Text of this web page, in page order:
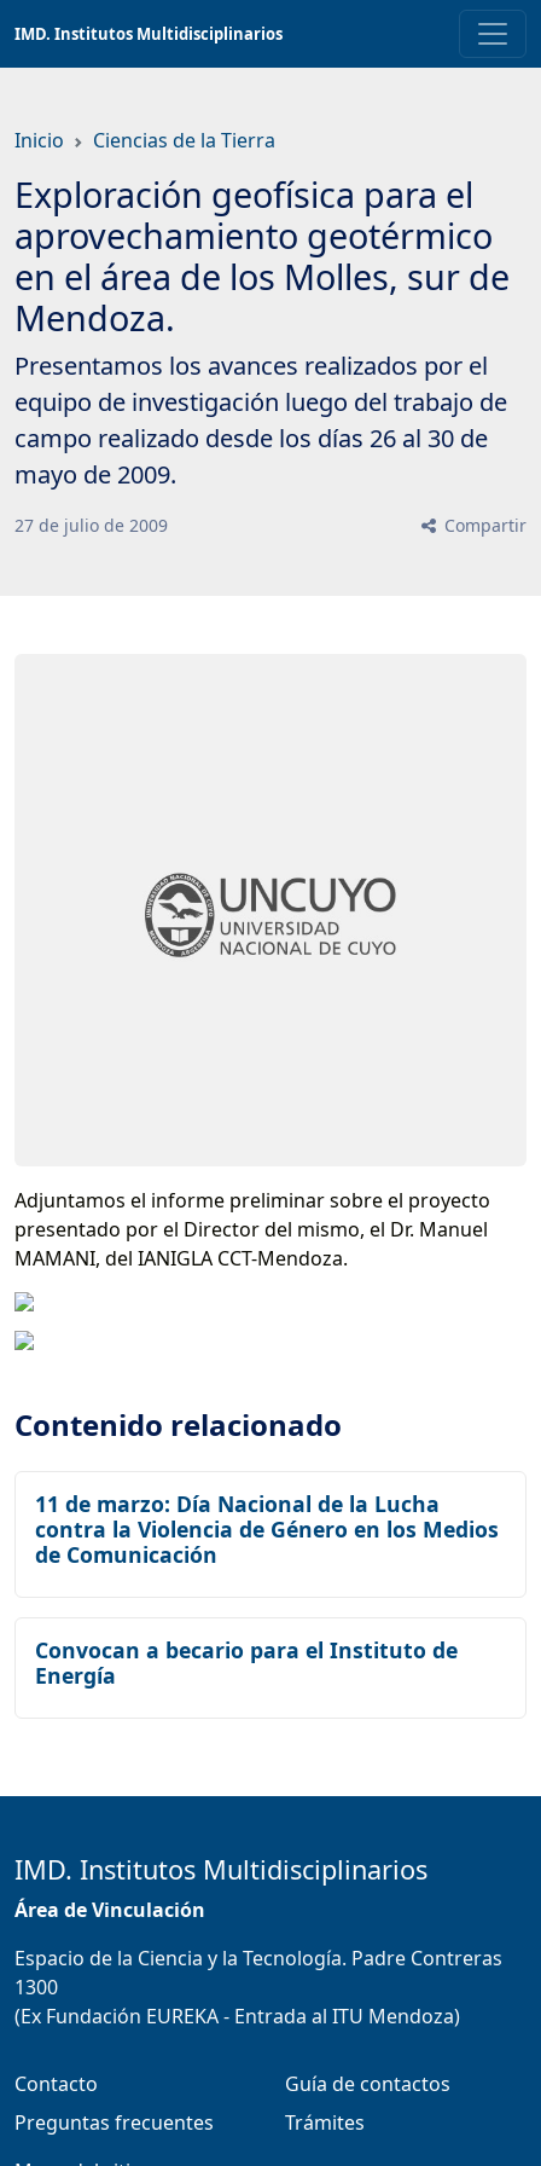
contenido
IMD. Institutos Multidisciplinarios
Inicio Ciencias de la Tierra
Exploración geofísica para el
aprovechamiento geotérmico
en el área de los Molles, sur de
Mendoza.
Presentamos los avances realizados por el
equipo de investigación luego del trabajo de
campo realizado desde los días 26 al 30 de
mayo de 2009.
27 de julio de 2009 Compartir
Adjuntamos el informe preliminar sobre el proyecto
presentado por el Director del mismo, el Dr. Manuel
MAMANI, del IANIGLA CCT-Mendoza.
Contenido relacionado
11 de marzo: Día Nacional de la Lucha
contra la Violencia de Género en los Medios
de Comunicación
Convocan a becario para el Instituto de
Energía
IMD. Institutos Multidisciplinarios
Área de Vinculación
Espacio de la Ciencia y la Tecnología. Padre Contreras
1300
(Ex Fundación EUREKA - Entrada al ITU Mendoza)
Contacto
Preguntas frecuentes
Guía de contactos
Trámites